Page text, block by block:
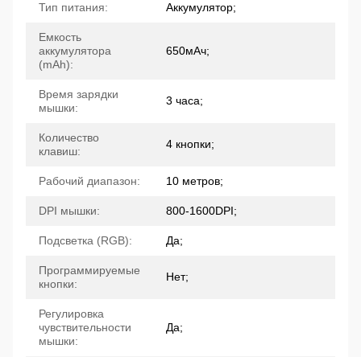
Тип питания: Аккумулятор;
Емкость
аккумулятора
(mAh):
650мАч;
Время зарядки
мышки:
3 часа;
Количество
клавиш:
4 кнопки;
Рабочий диапазон: 10 метров;
DPI мышки: 800-1600DPI;
Подсветка (RGB): Да;
Программируемые
кнопки:
Нет;
Регулировка
чувствительности
мышки:
Да;